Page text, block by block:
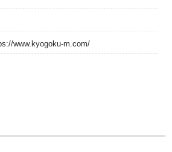
www.kyogoku-m.com/